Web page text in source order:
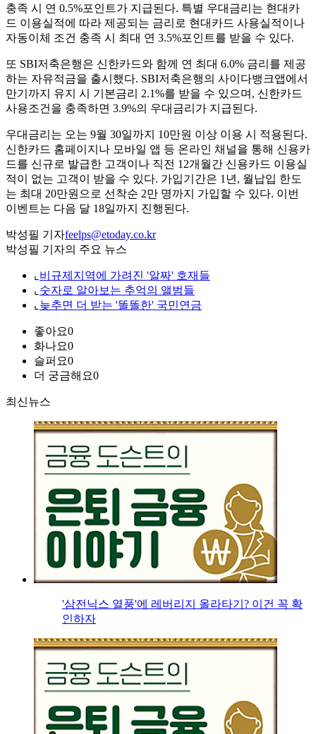
충족 시 연 0.5%포인트가 지급된다. 특별 우대금리는 현대카
드 이용실적에 따라 제공되는 금리로 현대카드 사용실적이나
자동이체 조건 충족 시 최대 연 3.5%포인트를 받을 수 있다.
또 SBI저축은행은 신한카드와 함께 연 최대 6.0% 금리를 제공
하는 자유적금을 출시했다. SBI저축은행의 사이다뱅크앱에서
만기까지 유지 시 기본금리 2.1%를 받을 수 있으며, 신한카드
사용조건을 충족하면 3.9%의 우대금리가 지급된다.
우대금리는 오는 9월 30일까지 10만원 이상 이용 시 적용된다.
신한카드 홈페이지나 모바일 앱 등 온라인 채널을 통해 신용카
드를 신규로 발급한 고객이나 직전 12개월간 신용카드 이용실
적이 없는 고객이 받을 수 있다. 가입기간은 1년, 월납입 한도
는 최대 20만원으로 선착순 2만 명까지 가입할 수 있다. 이번
이벤트는 다음 달 18일까지 진행된다.
박성필 기자feelps@etoday.co.kr
박성필 기자의 주요 뉴스
⌞ 비규제지역에 가려진 '알짜' 호재들
⌞ 숫자로 알아보는 추억의 앨범들
⌞ 늦추면 더 받는 '똘똘한' 국민연금
좋아요0
화나요0
슬퍼요0
더 궁금해요0
최신뉴스
'삼전닉스 열풍'에 레버리지 올라타기? 이건 꼭 확
인하자